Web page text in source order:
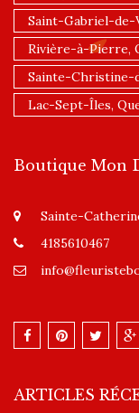
Saint-Gabriel-de-
Rivière-à-Pierre,
Sainte-Christine-
Lac-Sept-Îles,
Boutique Mon
Sainte-
4185610467
ARTICLES